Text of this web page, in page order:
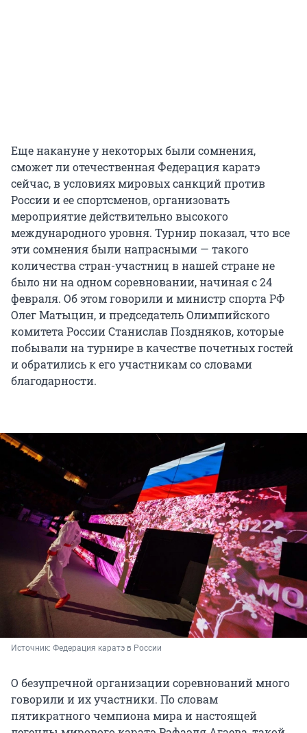
Еще накануне у некоторых были сомнения,
сможет ли отечественная Федерация каратэ
сейчас, в условиях мировых санкций против
России и ее спортсменов, организовать
мероприятие действительно высокого
международного уровня. Турнир показал, что все
эти сомнения были напрасными — такого
количества стран-участниц в нашей стране не
было ни на одном соревновании, начиная с 24
февраля. Об этом говорили и министр спорта РФ
Олег Матыцин, и председатель Олимпийского
комитета России Станислав Поздняков, которые
побывали на турнире в качестве почетных гостей
и обратились к его участникам со словами
благодарности.
Источник: Федерация каратэ в России
О безупречной организации соревнований много
говорили и их участники. По словам
пятикратного чемпиона мира и настоящей